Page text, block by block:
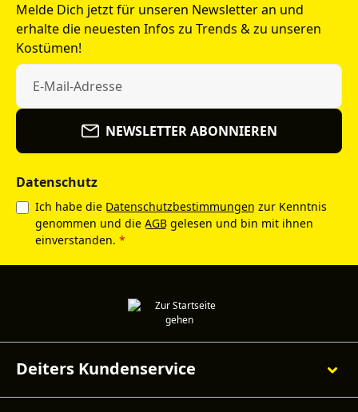
Melde Dich jetzt für unseren Newsletter an und
erhalte die neuesten Infos zu Trends & zu unseren
Kostümen!
NEWSLETTER ABONNIEREN
Datenschutz
Ich habe die Datenschutzbestimmungen zur Kenntnis
genommen und die AGB gelesen und bin mit ihnen
einverstanden. *
Deiters Kundenservice